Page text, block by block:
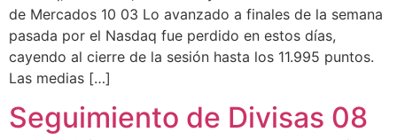
de Mercados 10 03 Lo avanzado a finales de la semana
pasada por el Nasdaq fue perdido en estos días,
cayendo al cierre de la sesión hasta los 11.995 puntos.
Las medias […]
Seguimiento de Divisas 08